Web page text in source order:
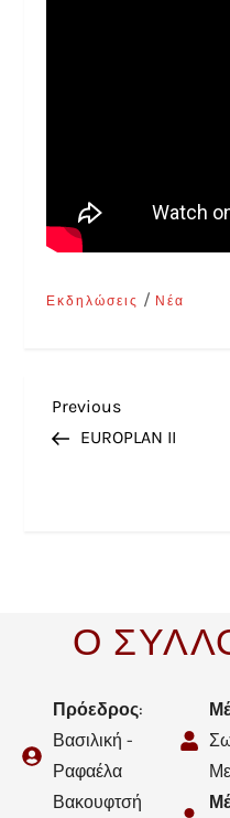
Εκδηλώσεις / Νέα
Previous
EUROPLAN II
Ο
Πρόεδρος:
Βασιλική -
Ραφαέλα
Βακουφτσή